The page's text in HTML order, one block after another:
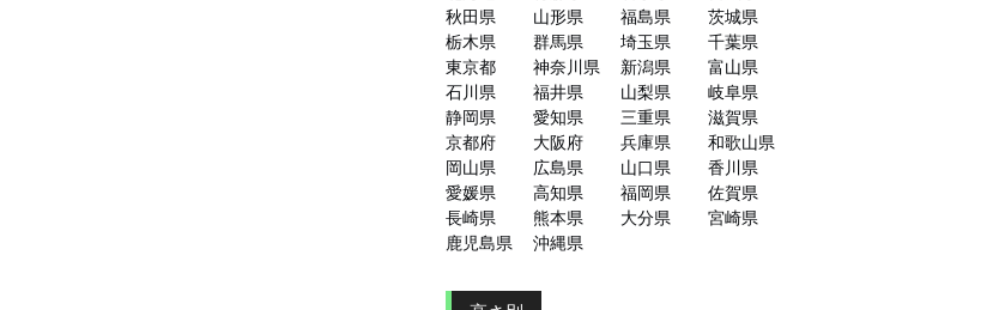
秋田県
山形県 福島県
茨城県
栃木県
群馬県 埼玉県
千葉県
東京都
神奈川県 新潟県
富山県
石川県
福井県 山梨県
岐阜県
静岡県
愛知県 三重県
滋賀県
京都府
大阪府 兵庫県
和歌山県
岡山県
広島県 山口県
香川県
愛媛県
高知県 福岡県
佐賀県
長崎県
熊本県 大分県
宮崎県
鹿児島県
沖縄県